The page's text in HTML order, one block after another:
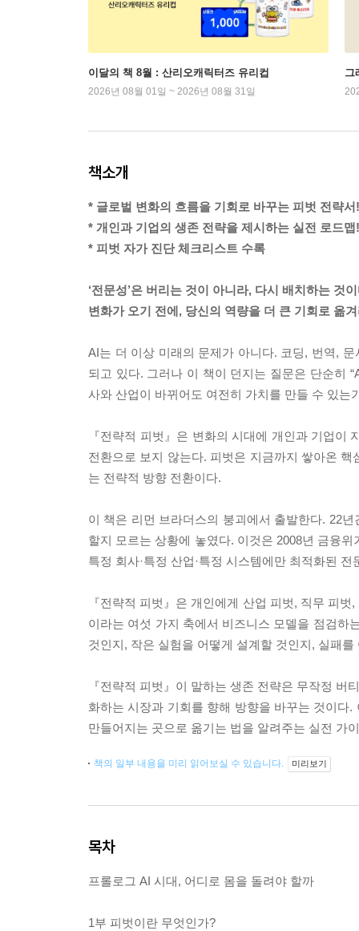
이달의 책 8월 : 산리오캐릭터즈 유리컵
2026년 08월 01일 ~ 2026년 08월 31일
그
책소개
* 글로벌 변화의 흐름을 기회로 바꾸는 피벗 전략서!
* 개인과 기업의 생존 전략을 제시하는 실전 로드맵!
* 피벗 자가 진단 체크리스트 수록
‘전문성’은 버리는 것이 아니라, 다시 배치하는 것
변화가 오기 전에, 당신의 역량을 더 큰 기회로 옮
AI는 더 이상 미래의 문제가 아니다. 코딩, 번역,
되고 있다. 그러나 이 책이 던지는 질문은 단순히
사와 산업이 바뀌어도 여전히 가치를 만들 수 있는
『전략적 피벗』은 변화의 시대에 개인과 기업
전환으로 보지 않는다. 피벗은 지금까지 쌓아온
는 전략적 방향 전환이다.
이 책은 리먼 브라더스의 붕괴에서 출발한다. 22
할지 모르는 상황에 놓였다. 이것은 2008년 금융
특정 회사·특정 산업·특정 시스템에만 최적화된
『전략적 피벗』은 개인에게 산업 피벗, 직무 피
이라는 여섯 가지 축에서 비즈니스 모델을 점검하
것인지, 작은 실험을 어떻게 설계할 것인지, 실패
『전략적 피벗』이 말하는 생존 전략은 무작정
화하는 시장과 기회를 향해 방향을 바꾸는 것이다
만들어지는 곳으로 옮기는 법을 알려주는 실전 가
책의 일부 내용을 미리 읽어보실 수 있습니다. 미리보기
목차
프롤로그 AI 시대, 어디로 몸을 돌려야 할까
1부 피벗이란 무엇인가?